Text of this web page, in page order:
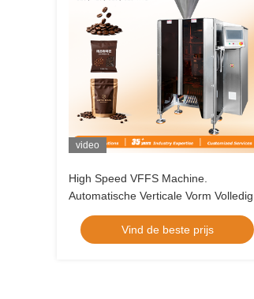
video
High Speed VFFS Machine.
Automatische Verticale Vorm Volledige
Afdichting Verpakkingsoplossing voor
Voedsel en Huisdiervoeding
Vind de beste prijs